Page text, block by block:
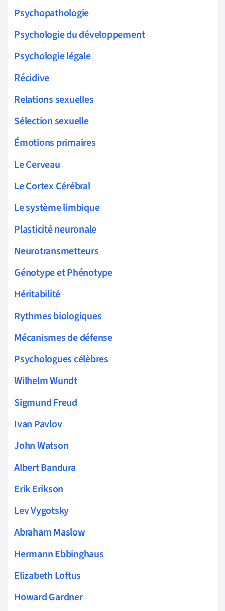
Psychopathologie
Psychologie du développement
Psychologie légale
Récidive
Relations sexuelles
Sélection sexuelle
Émotions primaires
Le Cerveau
Le Cortex Cérébral
Le système limbique
Plasticité neuronale
Neurotransmetteurs
Génotype et Phénotype
Héritabilité
Rythmes biologiques
Mécanismes de défense
Psychologues célèbres
Wilhelm Wundt
Sigmund Freud
Ivan Pavlov
John Watson
Albert Bandura
Erik Erikson
Lev Vygotsky
Abraham Maslow
Hermann Ebbinghaus
Elizabeth Loftus
Howard Gardner